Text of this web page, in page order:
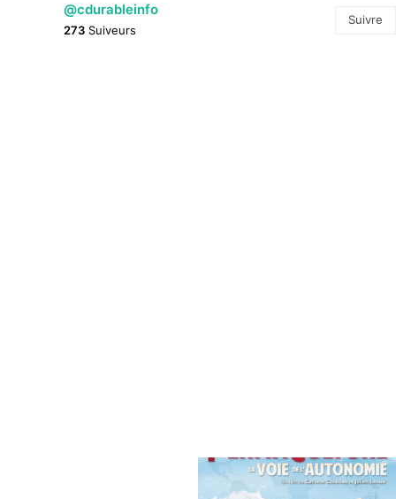
@cdurableinfo
273 Suiveurs
Suivre